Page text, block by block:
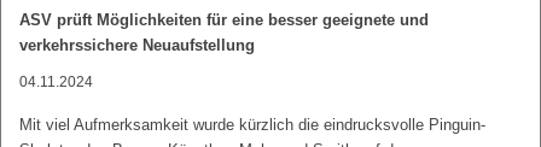
ASV prüft Möglichkeiten für eine besser geeignete und
verkehrssichere Neuaufstellung
04.11.2024
Mit viel Aufmerksamkeit wurde kürzlich die eindrucksvolle Pinguin-